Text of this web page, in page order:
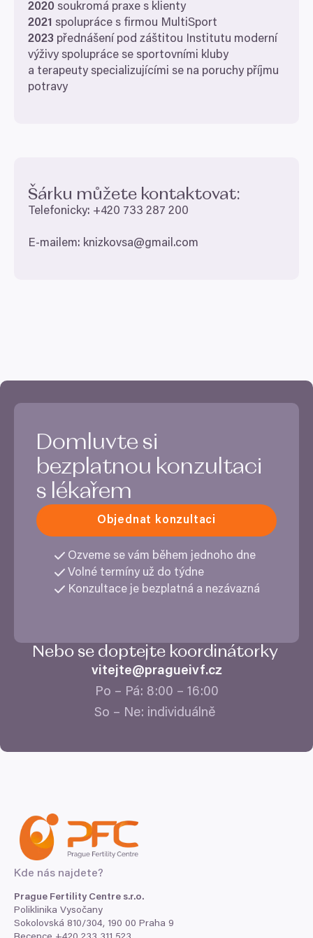
2020 soukromá praxe s klienty
2021 spolupráce s firmou MultiSport
2023 přednášení pod záštitou Institutu moderní
výživy spolupráce se sportovními kluby
a terapeuty specializujícími se na poruchy příjmu
potravy
Šárku můžete kontaktovat:
Telefonicky: +420 733 287 200
E‑mailem: knizkovsa@​gmail.​com
Domluvte si
bezplatnou konzultaci
s lékařem
Objednat konzultaci
Ozveme se vám během jednoho dne
Volné termíny už do týdne
Konzultace je bezplatná a nezávazná
Nebo se doptejte koordinátorky
vitejte@​pragueivf.​cz
Po – Pá: 8:00 – 16:00
So – Ne: individuálně
Kde nás najdete?
Prague Fertility Centre s.r.o.
Poliklinika Vysočany
Sokolovská 810/304, 190 00 Praha 9